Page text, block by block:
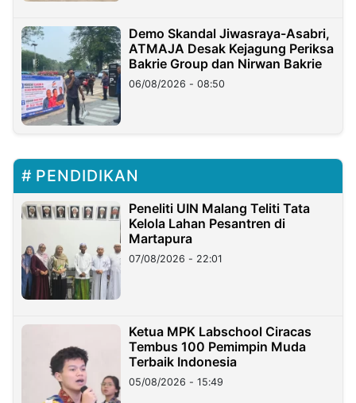
Demo Skandal Jiwasraya-Asabri,
ATMAJA Desak Kejagung Periksa
Bakrie Group dan Nirwan Bakrie
06/08/2026 - 08:50
PENDIDIKAN
Peneliti UIN Malang Teliti Tata
Kelola Lahan Pesantren di
Martapura
07/08/2026 - 22:01
Ketua MPK Labschool Ciracas
Tembus 100 Pemimpin Muda
Terbaik Indonesia
05/08/2026 - 15:49